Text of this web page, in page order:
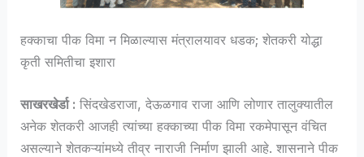
हक्काचा पीक विमा न मिळाल्यास मंत्रालयावर धडक; शेतकरी योद्धा
कृती समितीचा इशारा
साखरखेर्डा : सिंदखेडराजा, देऊळगाव राजा आणि लोणार तालुक्यातील
अनेक शेतकरी आजही त्यांच्या हक्काच्या पीक विमा रकमेपासून वंचित
असल्याने शेतकऱ्यांमध्ये तीव्र नाराजी निर्माण झाली आहे. शासनाने पीक